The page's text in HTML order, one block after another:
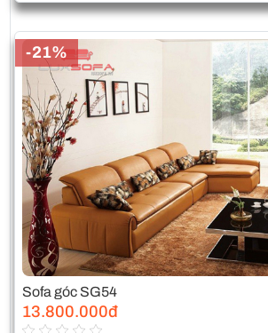
Sofa góc SG54
13.800.000đ
-21%